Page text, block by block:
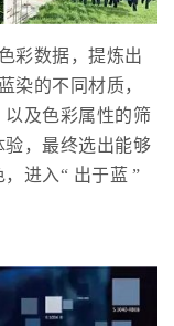
彩数据，提炼出
染的不同材质，
及色彩属性的筛
，最终选出能够
进入“ 出于蓝 ”